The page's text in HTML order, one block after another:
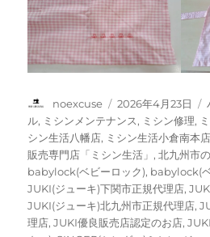
「ミ
シ
ン
生
活」
に
投
稿
者
noexcuse
投
稿
日:
2026年4月23日
ル, ミシンメンテナンス, ミシン修理,
シン生活八幡店, ミシン生活小倉南本店
販売専門店「ミシン生活」 ,北九州市
babylock(ベビーロック), babylock(
JUKI(ジューキ)下関市正規代理店,
JUKI(ジューキ)北九州市正規代理店,
理店,JUKI優良販売店認定のお店,